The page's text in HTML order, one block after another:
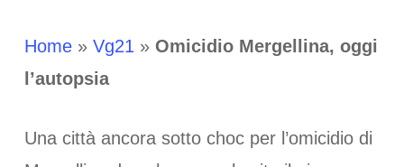
Home» Vg21 » Omicidio Mergellina, oggi
l’autopsia
Una città ancora sotto choc per l’omicidio di